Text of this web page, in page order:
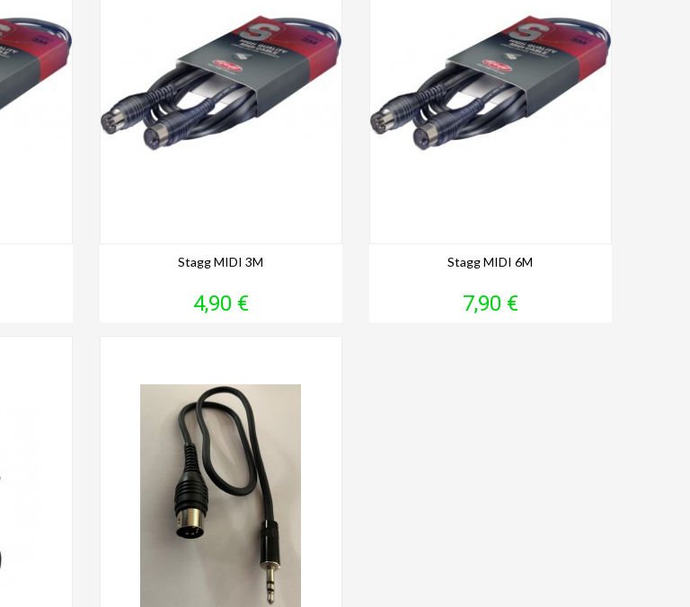
Stagg MIDI 3M
Prix
4,90 €
Stagg MIDI 6M
Prix
7,90 €